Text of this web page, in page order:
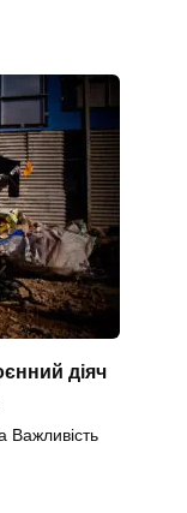
діяч
Важливість